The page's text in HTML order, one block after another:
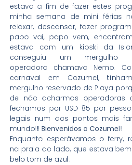
estava a fim de fazer estes
minha semana de mini férias
relaxar, descansar, fazer
papo vai, papo vem,
estava com um kioski da
conseguiu um mergulho
operadora chamava Nemo.
carnaval em Cozumel,
mergulho reservado de Playa
de não acharmos operadoras
fechamos por USD 85 por
legais num dos pontos mais
mundo!!! Bienvenidos a Cozumel!
Enquanto esperávamos o ferry,
na praia ao lado, que estava
belo tom de azul.